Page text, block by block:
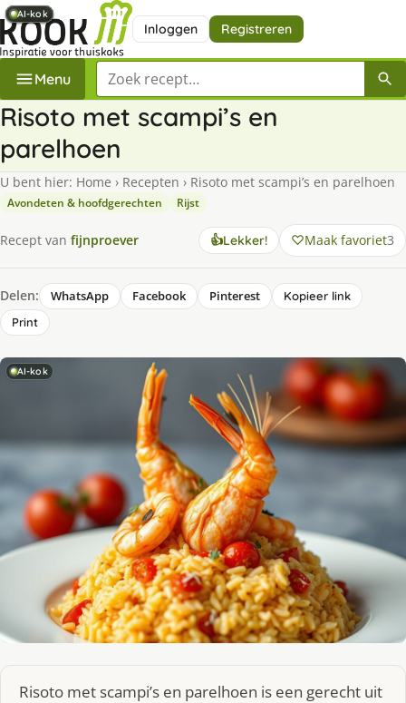
Inloggen Registreren
Menu Zoek een recept
Risoto met scampi’s en
parelhoen
U bent hier: Home › Recepten › Risoto met scampi’s en parelhoen
Avondeten & hoofdgerechten Rijst
Recept van fijnproever 👍Lekker! Maak favoriet3
Delen: WhatsApp Facebook Pinterest
Kopieer link
Print
AI-kok
Risoto met scampi’s en parelhoen is een gerecht uit
AI-kok
AI-kok
AI-kok
AI-kok
AI-kok
AI-kok